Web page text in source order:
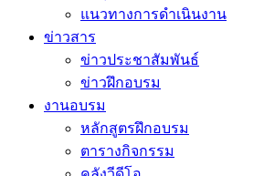
แนวทางการดำเนินงาน
ข่าวสาร
ข่าวประชาสัมพันธ์
ข่าวฝึกอบรม
งานอบรม
หลักสูตรฝึกอบรม
ตารางกิจกรรม